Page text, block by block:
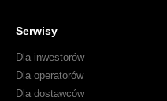
Serwisy
Dla inwestorów
Dla operatorów
Dla dostawców